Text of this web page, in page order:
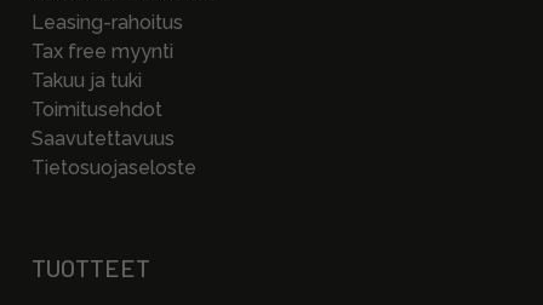
Leasing-rahoitus
Tax free myynti
Takuu ja tuki
Toimitusehdot
Saavutettavuus
Tietosuojaseloste
TUOTTEET